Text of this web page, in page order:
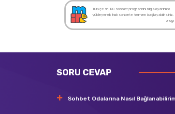
Türkçe mIRC sohbet programını bilgisayarınıza
yükleyerek hızlı sohbete hemen başlayabilirsiniz.
SORU CEVAP
Sohbet Odalarına Nasıl